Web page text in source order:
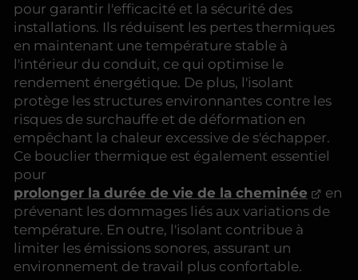
pour garantir l'efficacité et la sécurité des
installations. Ils réduisent les pertes thermiques
en maintenant une température stable à
l'intérieur du conduit, ce qui optimise le
rendement énergétique. De plus, l'isolant
protège les structures environnantes contre les
risques de surchauffe et de déformation en
empêchant la chaleur excessive de s'échapper.
Ce bouclier thermique est également essentiel
pour
prolonger la durée de vie de la cheminée
en
prévenant les dommages liés aux variations de
température. En outre, l'isolant contribue à
limiter les émissions sonores, assurant un
environnement de travail plus confortable.